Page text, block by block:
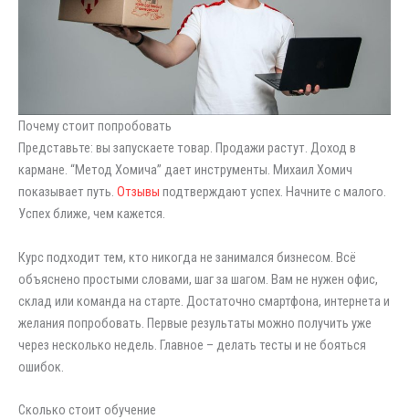
Почему стоит попробовать
Представьте: вы запускаете товар. Продажи растут. Доход в
кармане. “Метод Хомича” дает инструменты. Михаил Хомич
показывает путь. Отзывы подтверждают успех. Начните с малого.
Успех ближе, чем кажется.
Курс подходит тем, кто никогда не занимался бизнесом. Всё
объяснено простыми словами, шаг за шагом. Вам не нужен офис,
склад или команда на старте. Достаточно смартфона, интернета и
желания попробовать. Первые результаты можно получить уже
через несколько недель. Главное – делать тесты и не бояться
ошибок.
Сколько стоит обучение